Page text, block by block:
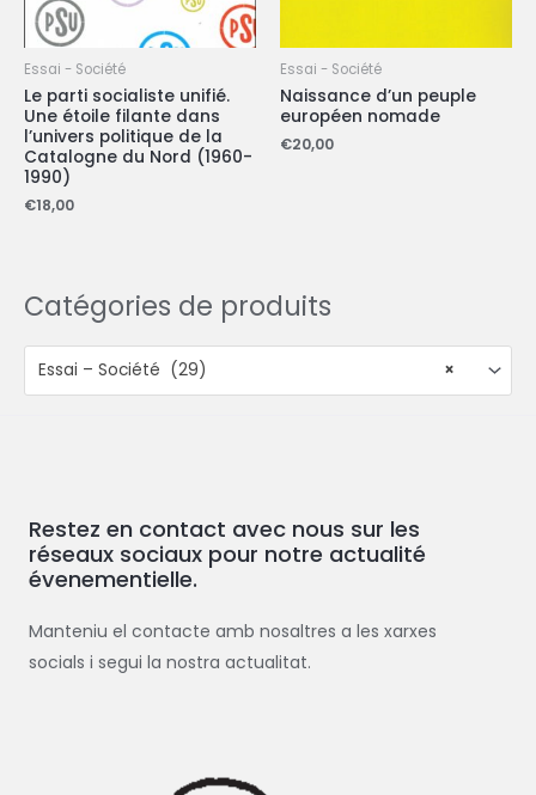
Essai - Société
Le parti socialiste unifié.
Une étoile filante dans
l’univers politique de la
Catalogne du Nord (1960-
1990)
€18,00
Essai - Société
Naissance d’un peuple
européen nomade
€20,00
Catégories de produits
×
Essai – Société (29)
Restez en contact avec nous sur les
réseaux sociaux pour notre actualité
évenementielle.
Manteniu el contacte amb nosaltres a les xarxes
socials i segui la nostra actualitat.